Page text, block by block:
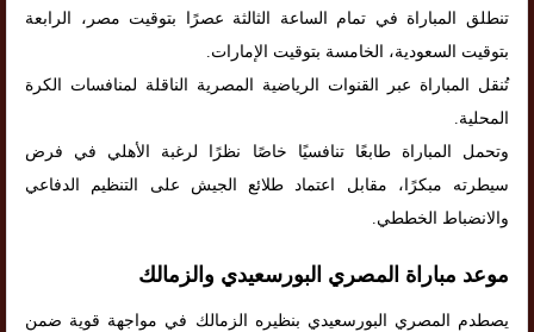
تنطلق المباراة في تمام الساعة الثالثة عصرًا بتوقيت مصر، الرابعة
بتوقيت السعودية، الخامسة بتوقيت الإمارات.
تُنقل المباراة عبر القنوات الرياضية المصرية الناقلة لمنافسات الكرة
المحلية.
وتحمل المباراة طابعًا تنافسيًا خاصًا نظرًا لرغبة الأهلي في فرض
سيطرته مبكرًا، مقابل اعتماد طلائع الجيش على التنظيم الدفاعي
والانضباط الخططي.
موعد مباراة المصري البورسعيدي والزمالك
يصطدم المصري البورسعيدي بنظيره الزمالك في مواجهة قوية ضمن